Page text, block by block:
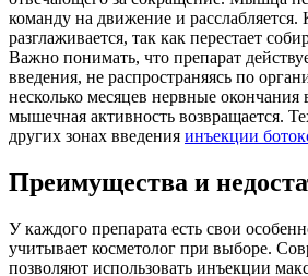
команду на движение и расслабляется.
разглаживается, так как перестает
Важно понимать, что препарат
введения, не распространяясь по
несколько месяцев нервные окончания
мышечная активность возвращается.
других зонах введения инъекции
Преимущества и
У каждого препарата есть свои
учитывает косметолог при выборе.
позволяют использовать инъекции